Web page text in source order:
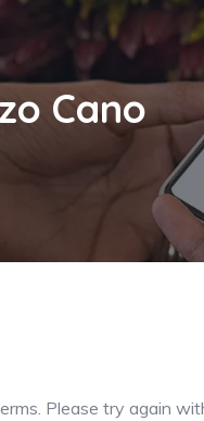
Cano
Please try again